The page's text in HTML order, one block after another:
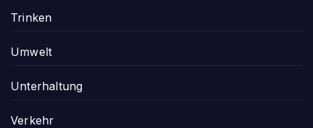
Trinken
Umwelt
Unterhaltung
Verkehr